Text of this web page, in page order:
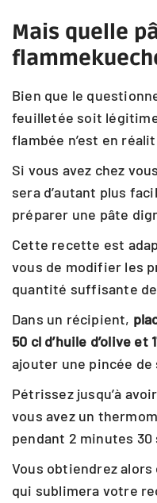
Mais quelle
Bien que le
feuilletée soit
flambée n’est en
Si vous avez chez
sera d’autant plus
préparer une pâte
Cette recette est
vous de modifier les
quantité suffisante
Dans un récipient,
50 cl d’huile d’olive et
ajouter une pincée de
Pétrissez jusqu’à
vous avez un
pendant 2 minutes 30
Vous obtiendrez
qui sublimera votre